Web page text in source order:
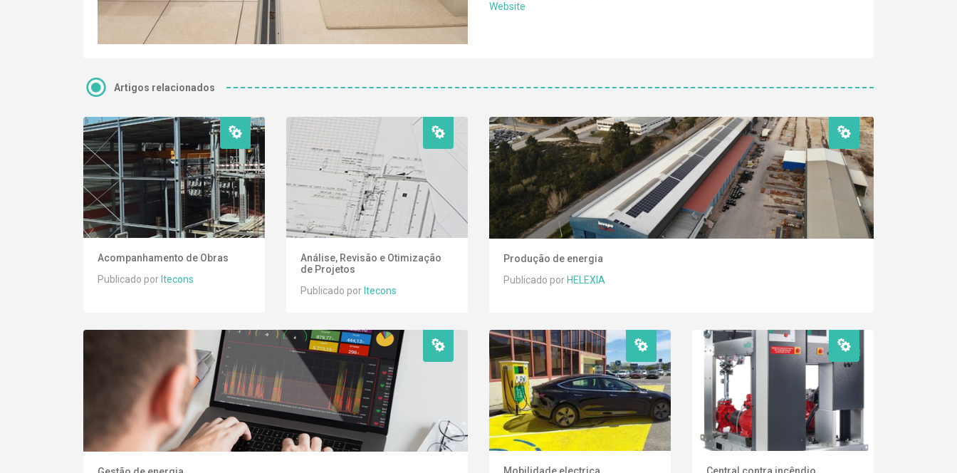
Website
Artigos relacionados
Acompanhamento de Obras
Publicado por Itecons
Análise, Revisão e Otimização
de Projetos
Publicado por Itecons
Produção de energia
Publicado por HELEXIA